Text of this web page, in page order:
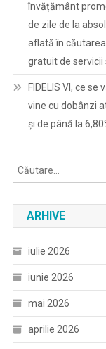
învățământ
de zile de la
aflată în
gratuit de servicii
FIDELIS VI, ce
vine cu dobânzi
și de până la
ARHIVE
iulie 2026
iunie 2026
mai 2026
aprilie 2026